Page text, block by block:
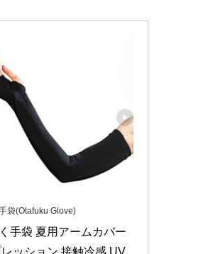
袋(Otafuku Glove)
手袋 夏用アームカバー